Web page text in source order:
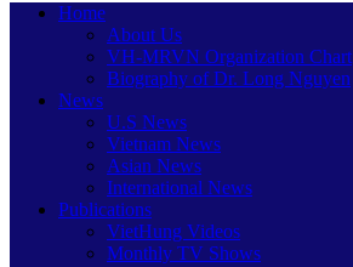
Home
About Us
VH-MRVN Organization Chart
Biography of Dr. Long Nguyen
News
U.S News
Vietnam News
Asian News
International News
Publications
VietHung Videos
Monthly TV Shows